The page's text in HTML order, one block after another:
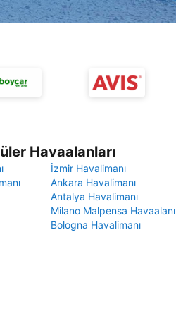
Havaalanları
İzmir Havalimanı
Ankara Havalimanı
Antalya Havalimanı
Milano Malpensa Havaalanı
Bologna Havalimanı